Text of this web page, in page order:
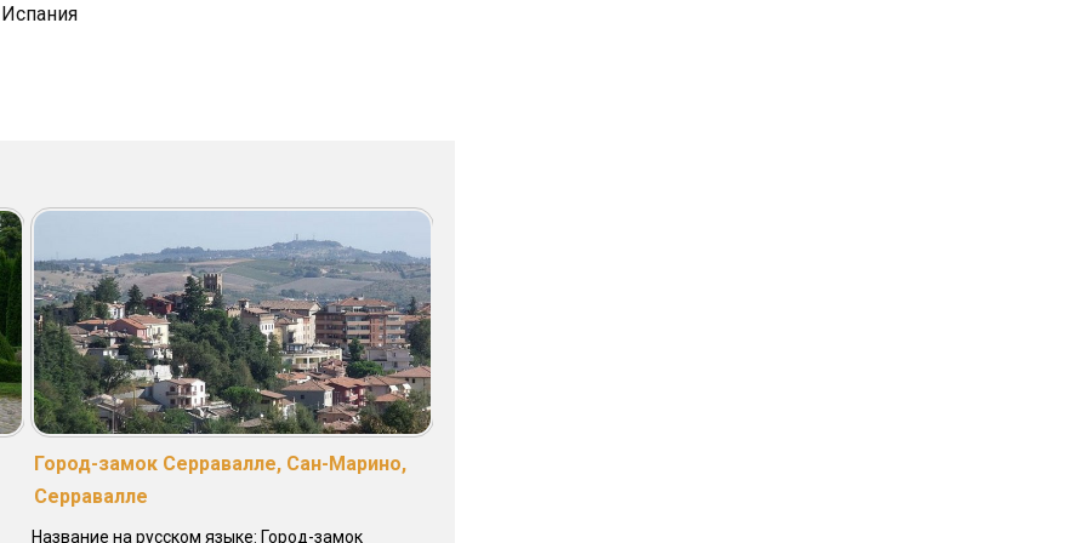
Город-замок Серравалле, Сан-Марино,
Серравалле
Название на русском языке: Город-замок